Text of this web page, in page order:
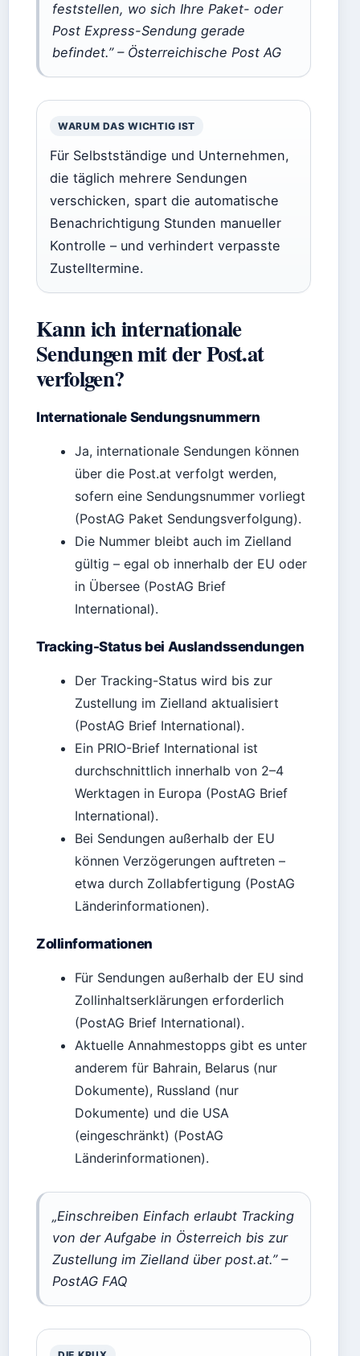
feststellen, wo sich Ihre Paket- oder
Post Express-Sendung gerade
befindet.” – Österreichische Post AG
WARUM DAS WICHTIG IST
Für Selbstständige und Unternehmen,
die täglich mehrere Sendungen
verschicken, spart die automatische
Benachrichtigung Stunden manueller
Kontrolle – und verhindert verpasste
Zustelltermine.
Kann ich internationale
Sendungen mit der Post.at
verfolgen?
Internationale Sendungsnummern
Ja, internationale Sendungen können
über die Post.at verfolgt werden,
sofern eine Sendungsnummer vorliegt
(PostAG Paket Sendungsverfolgung).
Die Nummer bleibt auch im Zielland
gültig – egal ob innerhalb der EU oder
in Übersee (PostAG Brief
International).
Tracking-Status bei Auslandssendungen
Der Tracking-Status wird bis zur
Zustellung im Zielland aktualisiert
(PostAG Brief International).
Ein PRIO-Brief International ist
durchschnittlich innerhalb von 2–4
Werktagen in Europa (PostAG Brief
International).
Bei Sendungen außerhalb der EU
können Verzögerungen auftreten –
etwa durch Zollabfertigung (PostAG
Länderinformationen).
Zollinformationen
Für Sendungen außerhalb der EU sind
Zollinhaltserklärungen erforderlich
(PostAG Brief International).
Aktuelle Annahmestopps gibt es unter
anderem für Bahrain, Belarus (nur
Dokumente), Russland (nur
Dokumente) und die USA
(eingeschränkt) (PostAG
Länderinformationen).
„Einschreiben Einfach erlaubt Tracking
von der Aufgabe in Österreich bis zur
Zustellung im Zielland über post.at.” –
PostAG FAQ